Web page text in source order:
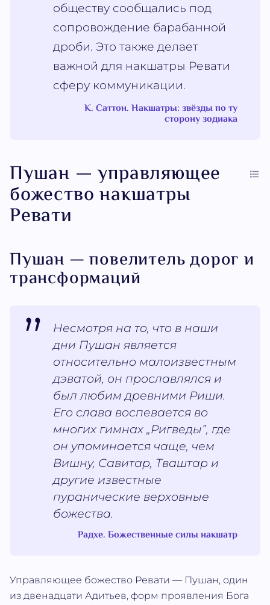
обществу сообщались под
сопровождение барабанной
дроби. Это также делает
важной для накшатры Ревати
сферу коммуникации.
К. Саттон. Накшатры: звёзды по ту
сторону зодиака
Пушан — управляющее
божество накшатры
Ревати
Пушан — повелитель дорог и
трансформаций
Несмотря на то, что в наши
дни Пушан является
относительно малоизвестным
дэватой, он прославлялся и
был любим древними Риши.
Его слава воспевается во
многих гимнах „Ригведы”, где
он упоминается чаще, чем
Вишну, Савитар, Тваштар и
другие известные
пуранические верховные
божества.
Радхе. Божественные силы накшатр
Управляющее божество Ревати — Пушан, один
из двенадцати Адитьев, форм проявления Бога